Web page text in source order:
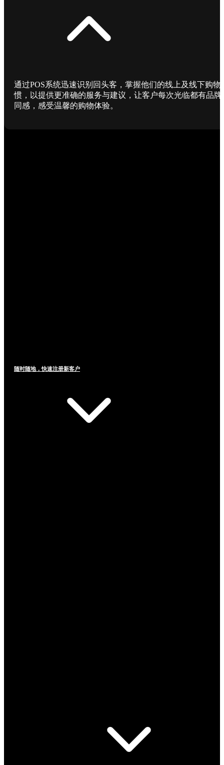
通过POS系统迅速识别回头客，掌握他们的线上及线下购物
惯，以提供更准确的服务与建议，让客户每次光临都有品牌
同感，感受温馨的购物体验。
随时随地，快速注册新客户